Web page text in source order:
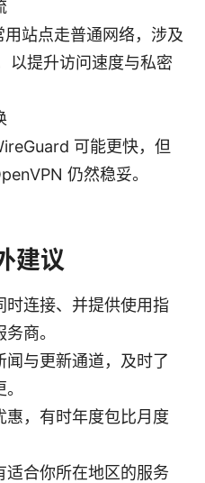
站点走普通网络，涉及
以提升访问速度与私密
可能更快，但
仍然稳妥。
建议
连接、并提供使用指
商。
与更新通道，及时了
惠，有时年度包比月度
合你所在地区的服务